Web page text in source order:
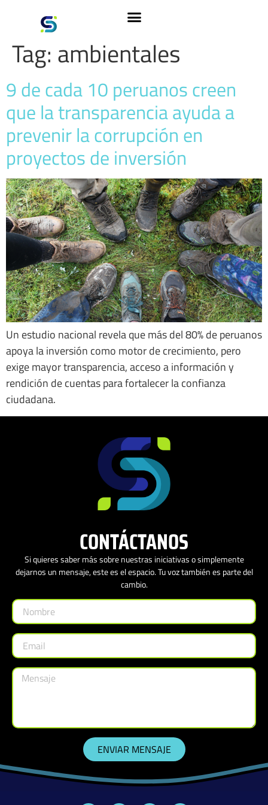
Tag: ambientales
9 de cada 10 peruanos creen
que la transparencia ayuda a
prevenir la corrupción en
proyectos de inversión
Un estudio nacional revela que más del 80% de peruanos
apoya la inversión como motor de crecimiento, pero
exige mayor transparencia, acceso a información y
rendición de cuentas para fortalecer la confianza
ciudadana.
CONTÁCTANOS
Si quieres saber más sobre nuestras iniciativas o simplemente
dejarnos un mensaje, este es el espacio. Tu voz también es parte del
cambio.
ENVIAR MENSAJE